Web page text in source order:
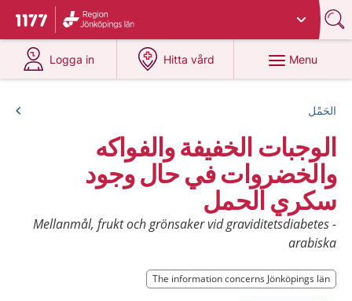
To start page for 1177
Du har valt region
Logga in
at 1177.se
Hitta vård
at 1177.se
Menu
الحَمْل
الوجبات الخفيفة والفواكه
والخضروات في حال وجود
سكري الحمل
Mellanmål, frukt och grönsaker vid graviditetsdiabetes -
arabiska
The information concerns Jönköpings län